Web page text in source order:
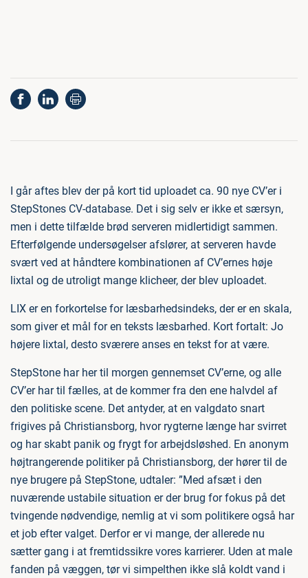
I går aftes blev der på kort tid uploadet ca. 90 nye CV’er i
StepStones CV-database. Det i sig selv er ikke et særsyn,
men i dette tilfælde brød serveren midlertidigt sammen.
Efterfølgende undersøgelser afslører, at serveren havde
svært ved at håndtere kombinationen af CV’ernes høje
lixtal og de utroligt mange klicheer, der blev uploadet.
LIX er en forkortelse for læsbarhedsindeks, der er en skala,
som giver et mål for en teksts læsbarhed. Kort fortalt: Jo
højere lixtal, desto sværere anses en tekst for at være.
StepStone har her til morgen gennemset CV’erne, og alle
CV’er har til fælles, at de kommer fra den ene halvdel af
den politiske scene. Det antyder, at en valgdato snart
frigives på Christiansborg, hvor rygterne længe har svirret
og har skabt panik og frygt for arbejdsløshed. En anonym
højtrangerende politiker på Christiansborg, der hører til de
nye brugere på StepStone, udtaler: ”Med afsæt i den
nuværende ustabile situation er der brug for fokus på det
tvingende nødvendige, nemlig at vi som politikere også har
et job efter valget. Derfor er vi mange, der allerede nu
sætter gang i at fremtidssikre vores karrierer. Uden at male
fanden på væggen, tør vi simpelthen ikke slå koldt vand i